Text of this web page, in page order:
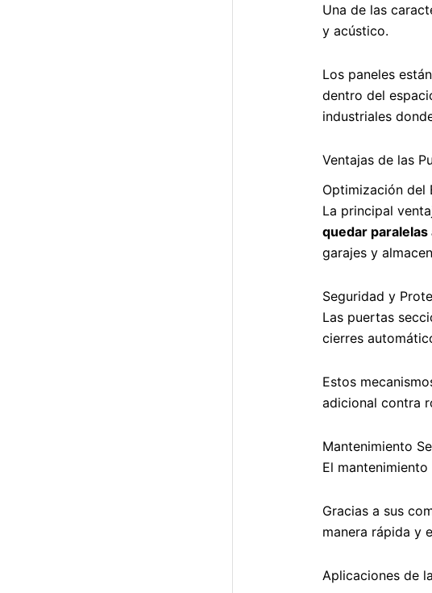
Una de las
y acústico.
Los paneles
dentro del
industriales
Ventajas de las
Optimización del
La principal
quedar paralelas
garajes y
Seguridad y
Las puertas
cierres
Estos
adicional contra
Mantenimiento
El mantenimiento
Gracias a sus
manera rápida y
Aplicaciones de